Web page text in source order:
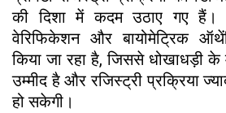
की दिशा में कदम उठाए गए हैं।
वेरिफिकेशन और बायोमेट्रिक
किया जा रहा है, जिससे धोखाधड़ी
उम्मीद है और रजिस्ट्री प्रक्रिया
हो सकेगी।